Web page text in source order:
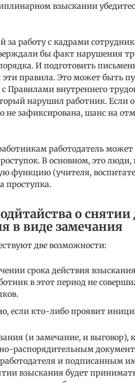
взыскании
за работу с кадрами
бы факт нарушения
И подготовить
эти правила. Это может быть
Правилами внутреннего
нарушил работник. Если
не зафиксирована, шанс на
работодатель
В основном, это
функцию (учителя,
проступка.
о
в виде замечания
две возможности:
срока действия
в этот период не
если кто-либо проявит
(и замечание, и выговор),
распорядительным
и подписанным
взыскания будет